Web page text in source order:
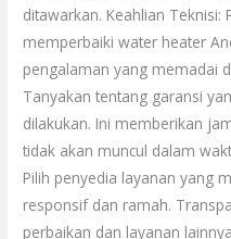
ditawarkan. Keahlian Teknisi:
memperbaiki water heater
pengalaman yang memadai
Tanyakan tentang garansi
dilakukan. Ini memberikan
tidak akan muncul dalam
Pilih penyedia layanan yang
responsif dan ramah.
perbaikan dan layanan